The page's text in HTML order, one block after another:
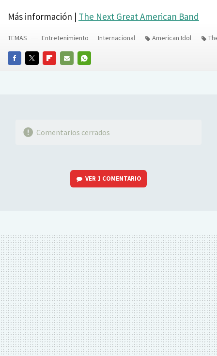
Más información | The Next Great American Band
FACEBOOKTWITTERFLIPBOARD
E-
WHATSAPP
TEMAS Entretenimiento Internacional American Idol
Comentarios cerrados
VER 1 COMENTARIO